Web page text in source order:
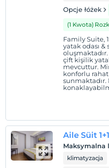
Opcje łóżek
(1 Kwota)
Family Suite,
yatak odası
çift kişilik
mevcuttur.
konforlu rahat
Aile Süit
Maksymalna
klimatyzacja